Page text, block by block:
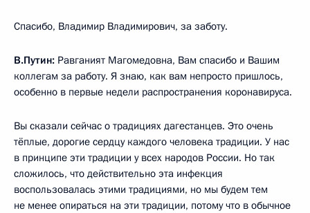
Спасибо, Владимир Владимирович, за заботу.
В.Путин: Равганият Магомедовна, Вам спасибо и Вашим
коллегам за работу. Я знаю, как вам непросто пришлось,
особенно в первые недели распространения коронавируса.
Вы сказали сейчас о традициях дагестанцев. Это очень
тёплые, дорогие сердцу каждого человека традиции. У нас
в принципе эти традиции у всех народов России. Но так
сложилось, что действительно эта инфекция
воспользовалась этими традициями, но мы будем тем
не менее опираться на эти традиции, потому что в обычное